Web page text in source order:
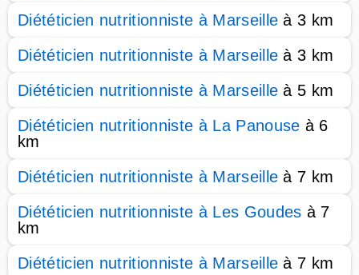
Diététicien nutritionniste à Marseille à 3 km
Diététicien nutritionniste à Marseille à 3 km
Diététicien nutritionniste à Marseille à 5 km
Diététicien nutritionniste à La Panouse à 6
km
Diététicien nutritionniste à Marseille à 7 km
Diététicien nutritionniste à Les Goudes à 7
km
Diététicien nutritionniste à Marseille à 7 km